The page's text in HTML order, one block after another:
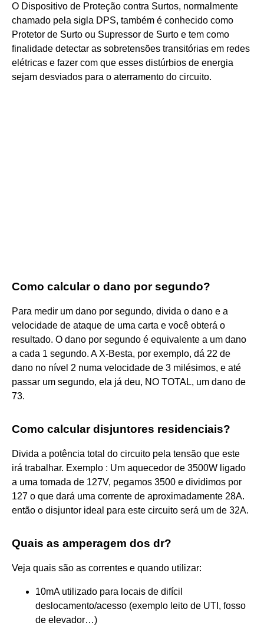
O Dispositivo de Proteção contra Surtos, normalmente
chamado pela sigla DPS, também é conhecido como
Protetor de Surto ou Supressor de Surto e tem como
finalidade detectar as sobretensões transitórias em redes
elétricas e fazer com que esses distúrbios de energia
sejam desviados para o aterramento do circuito.
Como calcular o dano por segundo?
Para medir um dano por segundo, divida o dano e a
velocidade de ataque de uma carta e você obterá o
resultado. O dano por segundo é equivalente a um dano
a cada 1 segundo. A X-Besta, por exemplo, dá 22 de
dano no nível 2 numa velocidade de 3 milésimos, e até
passar um segundo, ela já deu, NO TOTAL, um dano de
73.
Como calcular disjuntores residenciais?
Divida a potência total do circuito pela tensão que este
irá trabalhar. Exemplo : Um aquecedor de 3500W ligado
a uma tomada de 127V, pegamos 3500 e dividimos por
127 o que dará uma corrente de aproximadamente 28A.
então o disjuntor ideal para este circuito será um de 32A.
Quais as amperagem dos dr?
Veja quais são as correntes e quando utilizar:
10mA utilizado para locais de difícil
deslocamento/acesso (exemplo leito de UTI, fosso
de elevador…)